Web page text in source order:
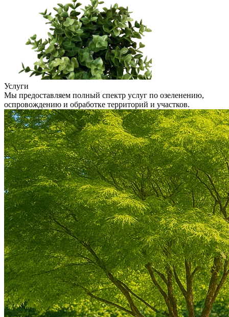
Услуги
Мы предоставляем полный спектр услуг по озеленению,
оспровождению и обработке территорий и участков.